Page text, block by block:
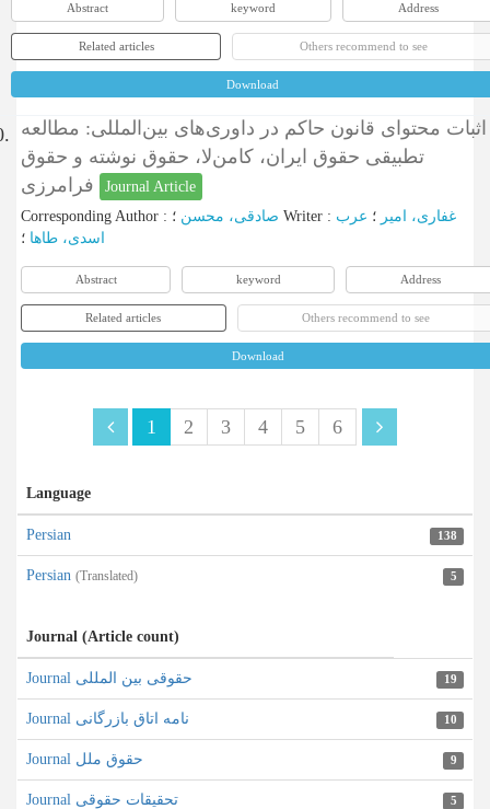
Abstract keyword Address
Related articles Others recommend to see
Download
اثبات محتوای قانون حاکم در داوری‌های بین‌المللی: مطالعه
تطبیقی حقوق ایران، کامن‌لا، حقوق نوشته و حقوق
Journal Article
Corresponding Author : صادقی، محسن Writer : غفاری، امیر ؛ عرب
اسدی، طاها ؛
Abstract keyword Address
Related articles Others recommend to see
Download
1 2 3 4 5 6
Language
Persian 138
Persian (Translated) 5
Journal (Article count)
Journal حقوقی بین المللی 19
Journal نامه اتاق بازرگانی 10
Journal حقوق ملل 9
Journal تحقیقات حقوقی 5